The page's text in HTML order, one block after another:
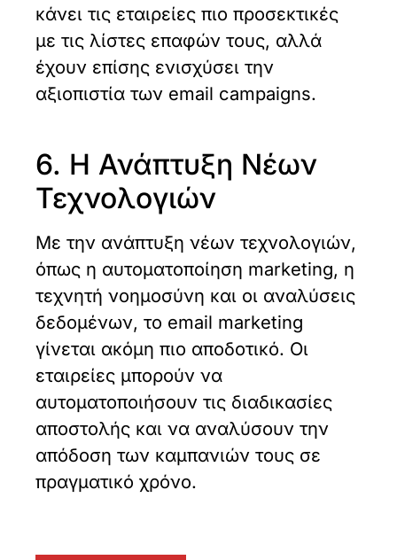
κάνει τις εταιρείες πιο προσεκτικές
με τις λίστες επαφών τους, αλλά
έχουν επίσης ενισχύσει την
αξιοπιστία των email campaigns.
6. Η Ανάπτυξη Νέων
Τεχνολογιών
Με την ανάπτυξη νέων τεχνολογιών,
όπως η αυτοματοποίηση marketing, η
τεχνητή νοημοσύνη και οι αναλύσεις
δεδομένων, το email marketing
γίνεται ακόμη πιο αποδοτικό. Οι
εταιρείες μπορούν να
αυτοματοποιήσουν τις διαδικασίες
αποστολής και να αναλύσουν την
απόδοση των καμπανιών τους σε
πραγματικό χρόνο.